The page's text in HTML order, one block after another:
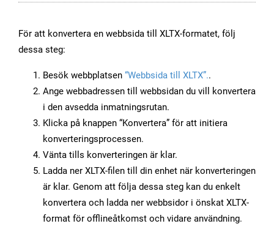
För att konvertera en webbsida till XLTX-formatet, följ
dessa steg:
Besök webbplatsen “Webbsida till XLTX”..
Ange webbadressen till webbsidan du vill konvertera
i den avsedda inmatningsrutan.
Klicka på knappen “Konvertera” för att initiera
konverteringsprocessen.
Vänta tills konverteringen är klar.
Ladda ner XLTX-filen till din enhet när konverteringen
är klar. Genom att följa dessa steg kan du enkelt
konvertera och ladda ner webbsidor i önskat XLTX-
format för offlineåtkomst och vidare användning.